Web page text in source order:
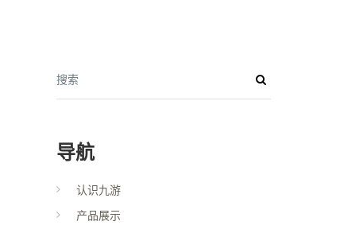
搜索
导航
认识九游
产品展示